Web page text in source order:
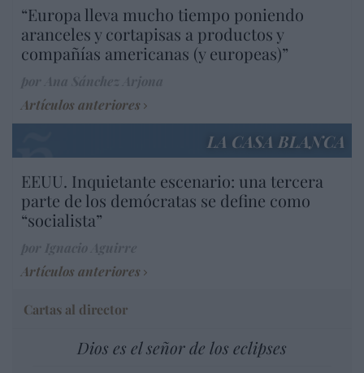
“Europa lleva mucho tiempo poniendo
aranceles y cortapisas a productos y
compañías americanas (y europeas)”
Artículos anteriores
LA CASA BLANCA
EEUU. Inquietante escenario: una tercera
parte de los demócratas se define como
“socialista”
Artículos anteriores
Cartas al director
Dios es el señor de los eclipses